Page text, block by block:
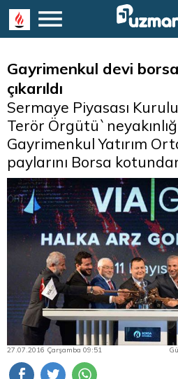
Gayrimenkul devi
çıkarıldı
Sermaye Piyasası
Terör
Gayrimenkul Yatırım
paylarını Borsa
27.07.2016 Çarşamba 09:51